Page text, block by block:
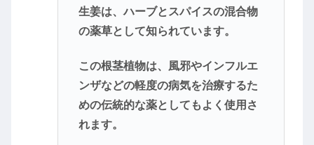
生姜は、ハーブとスパイスの混合物
の薬草として知られています。
この根茎植物は、風邪やインフルエ
ンザなどの軽度の病気を治療するた
めの伝統的な薬としてもよく使用さ
れます。